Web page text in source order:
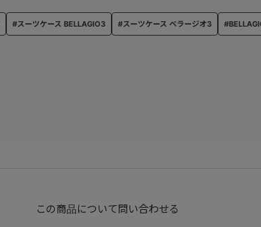
この商品について問い合わせる
#スーツケース BELLAGIO3 #スーツケース ベラージオ3